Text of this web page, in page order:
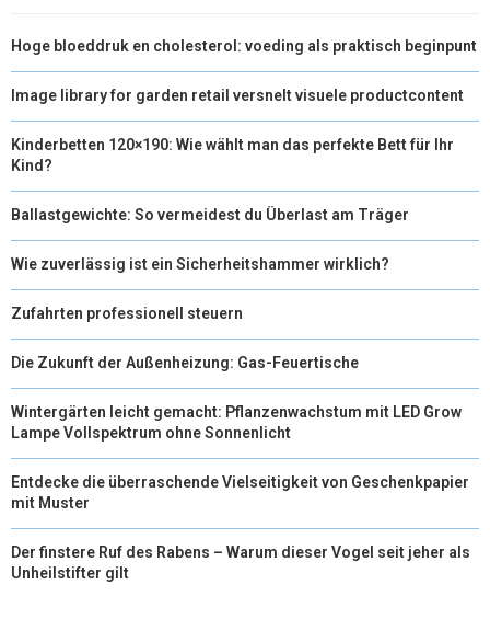
E
)
K S N
Hoge bloeddruk en cholesterol: voeding als praktisch beginpunt
Image library for garden retail versnelt visuele productcontent
Kinderbetten 120×190: Wie wählt man das perfekte Bett für Ihr
Kind?
Ballastgewichte: So vermeidest du Überlast am Träger
Wie zuverlässig ist ein Sicherheitshammer wirklich?
Zufahrten professionell steuern
Die Zukunft der Außenheizung: Gas-Feuertische
Wintergärten leicht gemacht: Pflanzenwachstum mit LED Grow
Lampe Vollspektrum ohne Sonnenlicht
Entdecke die überraschende Vielseitigkeit von Geschenkpapier
mit Muster
Der finstere Ruf des Rabens – Warum dieser Vogel seit jeher als
Unheilstifter gilt